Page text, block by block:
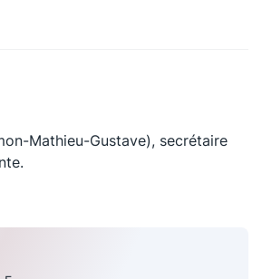
Mathieu-Gustave), secrétaire